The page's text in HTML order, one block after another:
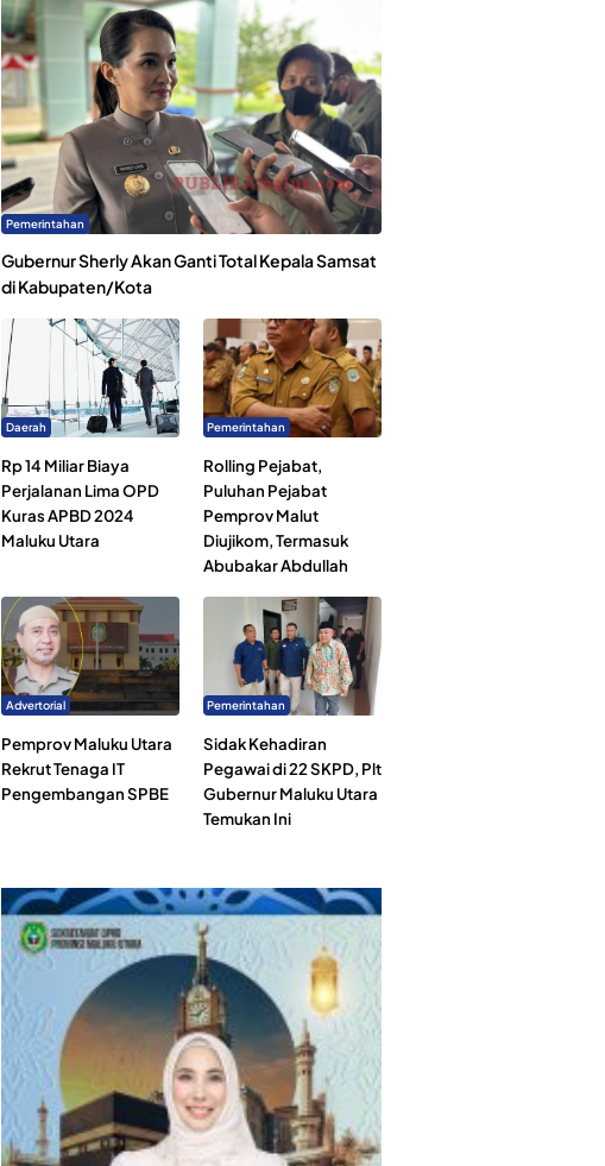
Pemerintahan
Gubernur Sherly Akan Ganti Total Kepala Samsat
di Kabupaten/Kota
Daerah
Rp 14 Miliar Biaya
Perjalanan Lima OPD
Kuras APBD 2024
Maluku Utara
Pemerintahan
Rolling Pejabat,
Puluhan Pejabat
Pemprov Malut
Diujikom, Termasuk
Abubakar Abdullah
Advertorial
Pemprov Maluku Utara
Rekrut Tenaga IT
Pengembangan SPBE
Pemerintahan
Sidak Kehadiran
Pegawai di 22 SKPD, Plt
Gubernur Maluku Utara
Temukan Ini